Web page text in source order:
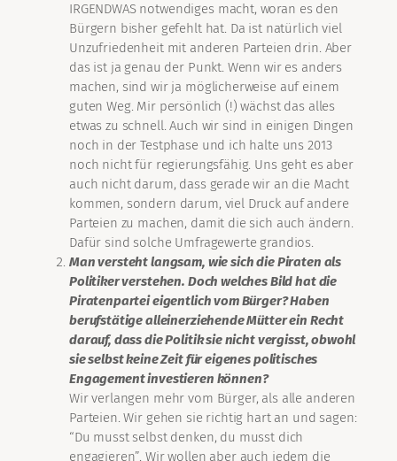
IRGENDWAS notwendiges macht, woran es den
Bürgern bisher gefehlt hat. Da ist natürlich viel
Unzufriedenheit mit anderen Parteien drin. Aber
das ist ja genau der Punkt. Wenn wir es anders
machen, sind wir ja möglicherweise auf einem
guten Weg. Mir persönlich (!) wächst das alles
etwas zu schnell. Auch wir sind in einigen Dingen
noch in der Testphase und ich halte uns 2013
noch nicht für regierungsfähig. Uns geht es aber
auch nicht darum, dass gerade wir an die Macht
kommen, sondern darum, viel Druck auf andere
Parteien zu machen, damit die sich auch ändern.
Dafür sind solche Umfragewerte grandios.
Man versteht langsam, wie sich die Piraten als
Politiker verstehen. Doch welches Bild hat die
Piratenpartei eigentlich vom Bürger? Haben
berufstätige alleinerziehende Mütter ein Recht
darauf, dass die Politik sie nicht vergisst, obwohl
sie selbst keine Zeit für eigenes politisches
Engagement investieren können?
Wir verlangen mehr vom Bürger, als alle anderen
Parteien. Wir gehen sie richtig hart an und sagen:
“Du musst selbst denken, du musst dich
engagieren”. Wir wollen aber auch jedem die